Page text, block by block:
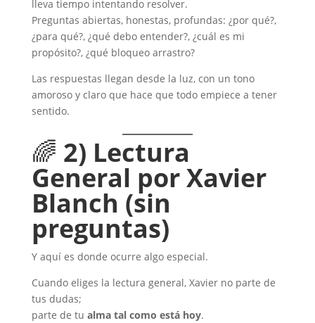
lleva tiempo intentando resolver.
Preguntas abiertas, honestas, profundas: ¿por qué?,
¿para qué?, ¿qué debo entender?, ¿cuál es mi
propósito?, ¿qué bloqueo arrastro?
Las respuestas llegan desde la luz, con un tono
amoroso y claro que hace que todo empiece a tener
sentido.
🌈 2) Lectura
General por Xavier
Blanch (sin
preguntas)
Y aquí es donde ocurre algo especial.
Cuando eliges la lectura general, Xavier no parte de
tus dudas;
parte de tu alma tal como está hoy.